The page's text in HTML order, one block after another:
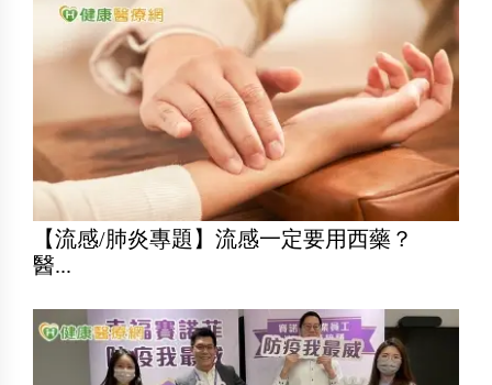
【流感/肺炎專題】流感一定要用西藥？
醫...